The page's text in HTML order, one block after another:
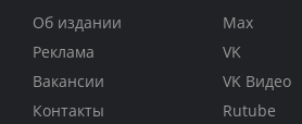
Об издании
Реклама
Вакансии
Контакты
Max
VK
VK Видео
Rutube